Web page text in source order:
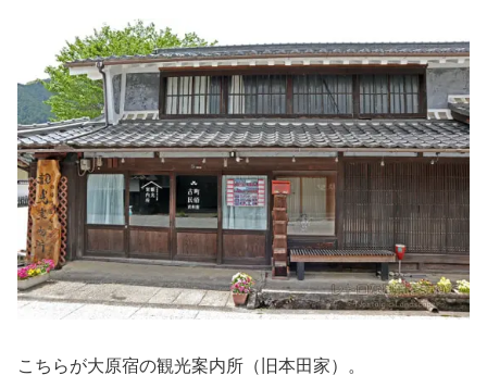
こちらが大原宿の観光案内所（旧本田家）。